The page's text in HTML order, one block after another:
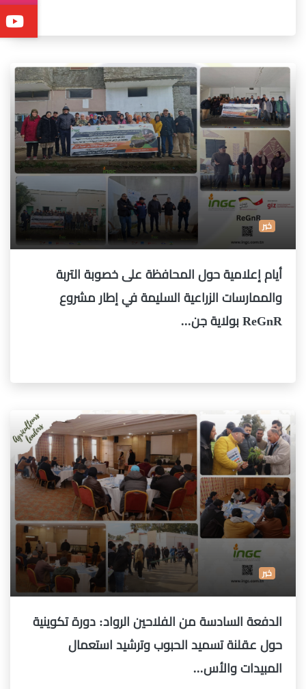
خبر
أيام إعلامية حول المحافظة على خصوبة التربة
والممارسات الزراعية السليمة في إطار مشروع
ReGnR بولاية جن...
خبر
الدفعة السادسة من الفلاحين الرواد: دورة تكوينية
حول عقلنة تسميد الحبوب وترشيد استعمال
المبيدات والأس...